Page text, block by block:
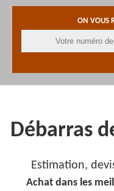
ON VOUS
Débarras
Estimation,
Achat dans les